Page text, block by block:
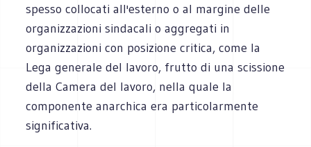
spesso collocati all'esterno o al margine delle
organizzazioni sindacali o aggregati in
organizzazioni con posizione critica, come la
Lega generale del lavoro, frutto di una scissione
della Camera del lavoro, nella quale la
componente anarchica era particolarmente
significativa.